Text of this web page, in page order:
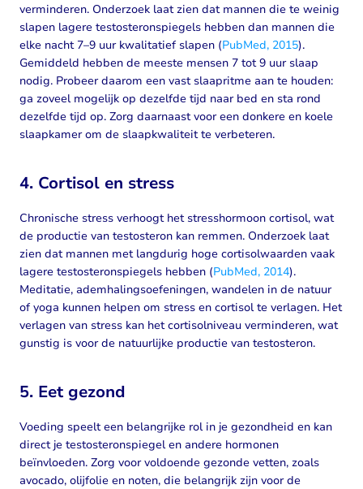
verminderen. Onderzoek laat zien dat mannen die te weinig
slapen lagere testosteronspiegels hebben dan mannen die
elke nacht 7–9 uur kwalitatief slapen (PubMed, 2015).
Gemiddeld hebben de meeste mensen 7 tot 9 uur slaap
nodig. Probeer daarom een vast slaapritme aan te houden:
ga zoveel mogelijk op dezelfde tijd naar bed en sta rond
dezelfde tijd op. Zorg daarnaast voor een donkere en koele
slaapkamer om de slaapkwaliteit te verbeteren.
4. Cortisol en stress
Chronische stress verhoogt het stresshormoon cortisol, wat
de productie van testosteron kan remmen. Onderzoek laat
zien dat mannen met langdurig hoge cortisolwaarden vaak
lagere testosteronspiegels hebben (PubMed, 2014).
Meditatie, ademhalingsoefeningen, wandelen in de natuur
of yoga kunnen helpen om stress en cortisol te verlagen. Het
verlagen van stress kan het cortisolniveau verminderen, wat
gunstig is voor de natuurlijke productie van testosteron.
5. Eet gezond
Voeding speelt een belangrijke rol in je gezondheid en kan
direct je testosteronspiegel en andere hormonen
beïnvloeden. Zorg voor voldoende gezonde vetten, zoals
avocado, olijfolie en noten, die belangrijk zijn voor de